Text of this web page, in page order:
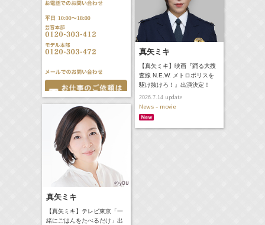
真矢ミキ
【真矢ミキ】映画『踊る大捜
査線 N.E.W. メトロポリスを
駆け抜けろ！』出演決定！
2026.7.14update
News - movie
真矢ミキ
【真矢ミキ】テレビ東京「一
緒にごはんをたべるだけ」出